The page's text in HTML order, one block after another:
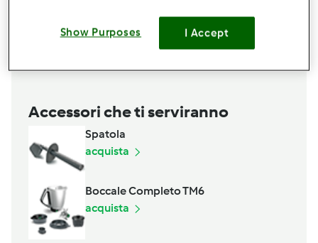
Aggiungi alla lista della spesa
Accessori che ti serviranno
Spatola
acquista
Boccale Completo TM6
acquista
Show Purposes I Accept